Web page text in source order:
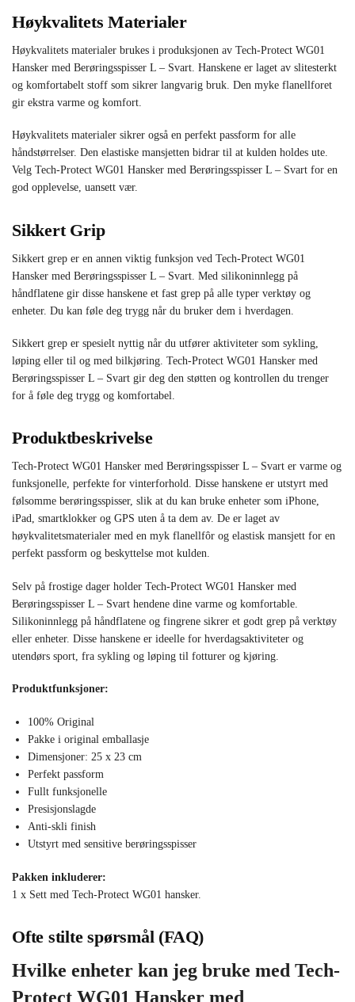
Høykvalitets Materialer
Høykvalitets materialer brukes i produksjonen av Tech-Protect WG01
Hansker med Berøringsspisser L – Svart. Hanskene er laget av slitesterkt
og komfortabelt stoff som sikrer langvarig bruk. Den myke flanellforet
gir ekstra varme og komfort.
Høykvalitets materialer sikrer også en perfekt passform for alle
håndstørrelser. Den elastiske mansjetten bidrar til at kulden holdes ute.
Velg Tech-Protect WG01 Hansker med Berøringsspisser L – Svart for en
god opplevelse, uansett vær.
Sikkert Grip
Sikkert grep er en annen viktig funksjon ved Tech-Protect WG01
Hansker med Berøringsspisser L – Svart. Med silikoninnlegg på
håndflatene gir disse hanskene et fast grep på alle typer verktøy og
enheter. Du kan føle deg trygg når du bruker dem i hverdagen.
Sikkert grep er spesielt nyttig når du utfører aktiviteter som sykling,
løping eller til og med bilkjøring. Tech-Protect WG01 Hansker med
Berøringsspisser L – Svart gir deg den støtten og kontrollen du trenger
for å føle deg trygg og komfortabel.
Produktbeskrivelse
Tech-Protect WG01 Hansker med Berøringsspisser L – Svart er varme og
funksjonelle, perfekte for vinterforhold. Disse hanskene er utstyrt med
følsomme berøringsspisser, slik at du kan bruke enheter som iPhone,
iPad, smartklokker og GPS uten å ta dem av. De er laget av
høykvalitetsmaterialer med en myk flanellfôr og elastisk mansjett for en
perfekt passform og beskyttelse mot kulden.
Selv på frostige dager holder Tech-Protect WG01 Hansker med
Berøringsspisser L – Svart hendene dine varme og komfortable.
Silikoninnlegg på håndflatene og fingrene sikrer et godt grep på verktøy
eller enheter. Disse hanskene er ideelle for hverdagsaktiviteter og
utendørs sport, fra sykling og løping til fotturer og kjøring.
Produktfunksjoner:
100% Original
Pakke i original emballasje
Dimensjoner: 25 x 23 cm
Perfekt passform
Fullt funksjonelle
Presisjonslagde
Anti-skli finish
Utstyrt med sensitive berøringsspisser
Pakken inkluderer:
1 x Sett med Tech-Protect WG01 hansker.
Ofte stilte spørsmål (FAQ)
Hvilke enheter kan jeg bruke med Tech-
Protect WG01 Hansker med